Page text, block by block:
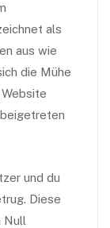
als
aus wie
die Mühe
und du
Diese
Null